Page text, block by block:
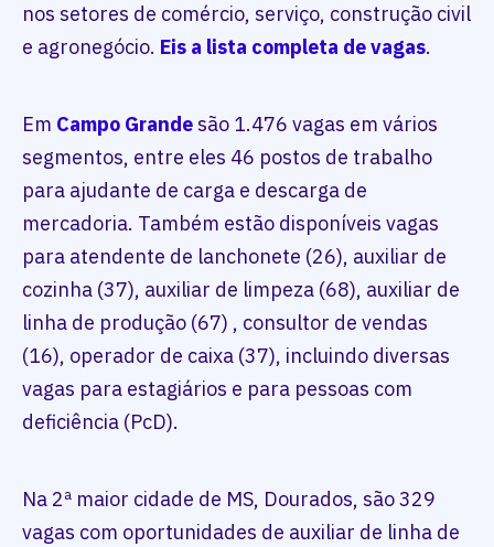
nos setores de comércio, serviço, construção civil
e agronegócio. Eis a lista completa de vagas.
Em Campo Grandesão 1.476 vagas em vários
segmentos, entre eles 46 postos de trabalho
para ajudante de carga e descarga de
mercadoria. Também estão disponíveis vagas
para atendente de lanchonete (26), auxiliar de
cozinha (37), auxiliar de limpeza (68), auxiliar de
linha de produção (67) , consultor de vendas
(16), operador de caixa (37), incluindo diversas
vagas para estagiários e para pessoas com
deficiência (PcD).
Na 2ª maior cidade de MS, Dourados, são 329
vagas com oportunidades de auxiliar de linha de